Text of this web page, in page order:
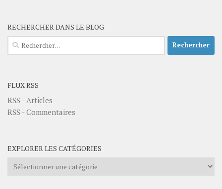
RECHERCHER DANS LE BLOG
Rechercher :
FLUX RSS
RSS - Articles
RSS - Commentaires
EXPLORER LES CATÉGORIES
Explorer